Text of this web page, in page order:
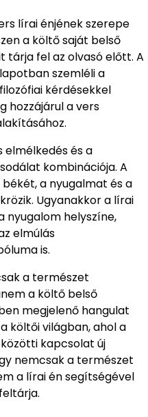
lírai énjének szerepe
a költő saját belső
tárja fel az olvasó előtt. A
szemléli a
kérdésekkel
hozzájárul a vers
elmélkedés és a
kombinációja. A
a nyugalmat és a
Ugyanakkor a lírai
nyugalom helyszíne,
elmúlás
is.
a természet
a költő belső
megjelenő hangulat
költői világban, ahol a
kapcsolat új
nemcsak a természet
a lírai én segítségével